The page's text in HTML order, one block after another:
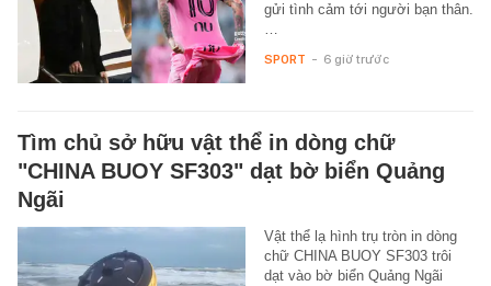
gửi tình cảm tới người bạn thân.
…
SPORT - 6 giờ trước
Tìm chủ sở hữu vật thể in dòng chữ
"CHINA BUOY SF303" dạt bờ biển Quảng
Ngãi
Vật thể lạ hình trụ tròn in dòng
chữ CHINA BUOY SF303 trôi
dạt vào bờ biển Quảng Ngãi